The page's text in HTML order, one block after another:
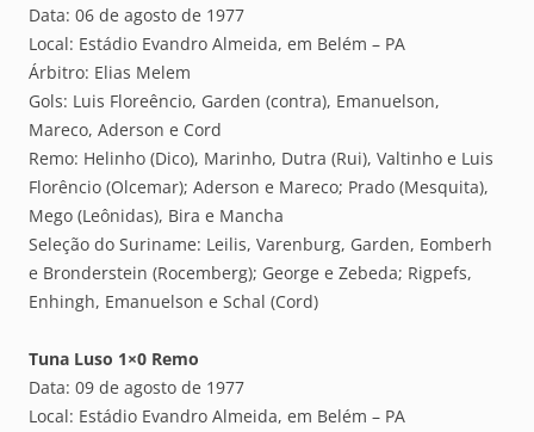
Data: 06 de agosto de 1977
Local: Estádio Evandro Almeida, em Belém – PA
Árbitro: Elias Melem
Gols: Luis Floreêncio, Garden (contra), Emanuelson,
Mareco, Aderson e Cord
Remo: Helinho (Dico), Marinho, Dutra (Rui), Valtinho e Luis
Florêncio (Olcemar); Aderson e Mareco; Prado (Mesquita),
Mego (Leônidas), Bira e Mancha
Seleção do Suriname: Leilis, Varenburg, Garden, Eomberh
e Bronderstein (Rocemberg); George e Zebeda; Rigpefs,
Enhingh, Emanuelson e Schal (Cord)
Tuna Luso 1×0 Remo
Data: 09 de agosto de 1977
Local: Estádio Evandro Almeida, em Belém – PA